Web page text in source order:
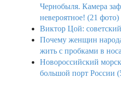
Чернобыля. Камера
невероятное! (21 фото)
Виктор Цой:
Почему женщин
жить с пробками в
Новороссийский
большой порт России